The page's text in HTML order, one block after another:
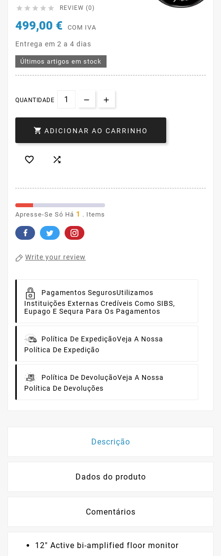
     REVIEW (0)
499,00 € COM IVA
Entrega em 2 a 4 dias
Últimos artigos em stock
QUANTIDADE
 ADICIONAR AO CARRINHO
 
Apresse-Se Só Há 1 . Items
Write your review
Pagamentos SegurosUtilizamos
Instituições Externas Credíveis Como SIBS,
Eupago E Sequra Para Os Pagamentos
Política De ExpediçãoVeja A Nossa
Política De Expedição
Política De DevoluçãoVeja A Nossa
Política De Devoluções
Descrição
Dados do produto
Comentários
12″ Active bi-amplified floor monitor